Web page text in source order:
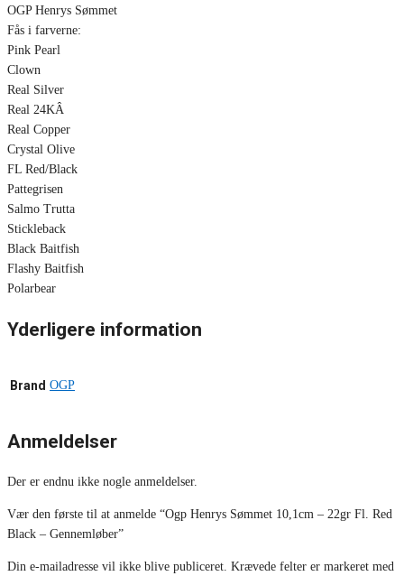
OGP Henrys Sømmet
Fås i farverne:
Pink Pearl
Clown
Real Silver
Real 24KÂ
Real Copper
Crystal Olive
FL Red/Black
Pattegrisen
Salmo Trutta
Stickleback
Black Baitfish
Flashy Baitfish
Polarbear
Yderligere information
Brand OGP
Anmeldelser
Der er endnu ikke nogle anmeldelser.
Vær den første til at anmelde “Ogp Henrys Sømmet 10,1cm – 22gr Fl. Red
Black – Gennemløber”
Din e-mailadresse vil ikke blive publiceret. Krævede felter er markeret med